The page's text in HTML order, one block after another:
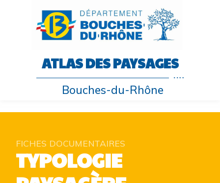
ATLAS DES PAYSAGES
Bouches-du-Rhône
FICHES DOCUMENTAIRES
TYPOLOGIE